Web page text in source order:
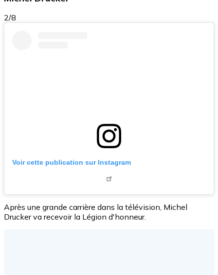
2/8
Voir cette publication sur Instagram
Après une grande carrière dans la télévision, Michel
Drucker va recevoir la Légion d'honneur.